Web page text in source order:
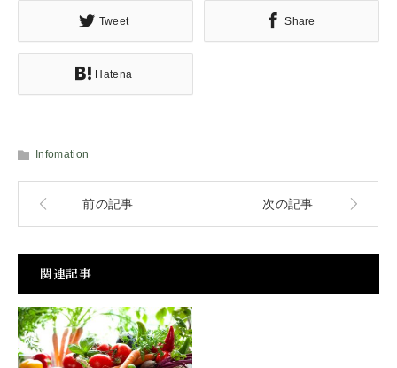
Tweet Share
Hatena
Infomation
前の記事 次の記事
関連記事